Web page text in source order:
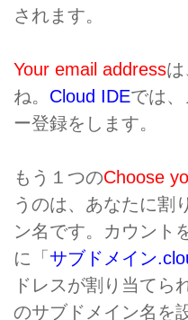
されます。
Your email address
ね。 Cloud IDEでは
ー登録をします。
もう１つのChoose
うのは、あなたに割
ン名です。カウント
に「 サブドメイン
ドレスが割り当てら
のサブドメイン名を